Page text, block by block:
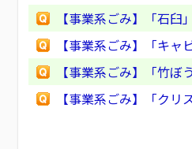
【事業系ごみ】「石
【事業系ごみ】「キ
【事業系ごみ】「竹
【事業系ごみ】「ク